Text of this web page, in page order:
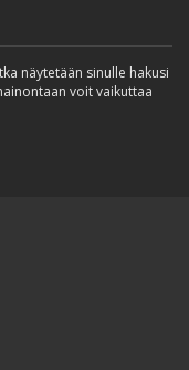
näytetään sinulle hakusi
voit vaikuttaa